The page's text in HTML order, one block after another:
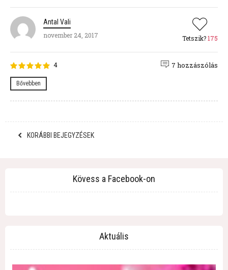
Antal Vali
november 24, 2017
Tetszik?175
4
Bővebben
7 hozzászólás
KORÁBBI BEJEGYZÉSEK
Kövess a Facebook-on
Aktuális